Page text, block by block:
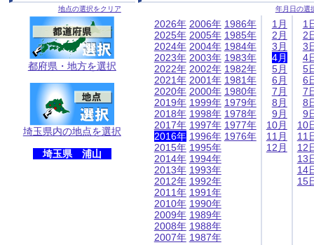
地点の選択をクリア
都府県・地方を選択
埼玉県内の地点を選択
埼玉県 浦山
年月日の選
2026年
2025年
2024年
2023年
2022年
2021年
2020年
2019年
2018年
2017年
2016年
2015年
2014年
2013年
2012年
2011年
2010年
2009年
2008年
2007年
2006年
2005年
2004年
2003年
2002年
2001年
2000年
1999年
1998年
1997年
1996年
1995年
1994年
1993年
1992年
1991年
1990年
1989年
1988年
1987年
1986年
1985年
1984年
1983年
1982年
1981年
1980年
1979年
1978年
1977年
1976年
1月
2月
3月
4月
5月
6月
7月
8月
9月
10月
11月
12月
1
2
3
4
5
6
7
8
9
10
11
12
13
14
15